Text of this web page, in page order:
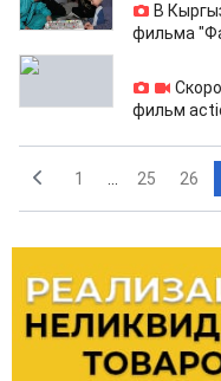
В
фильма
23.01.2012
фильм
1 25 26